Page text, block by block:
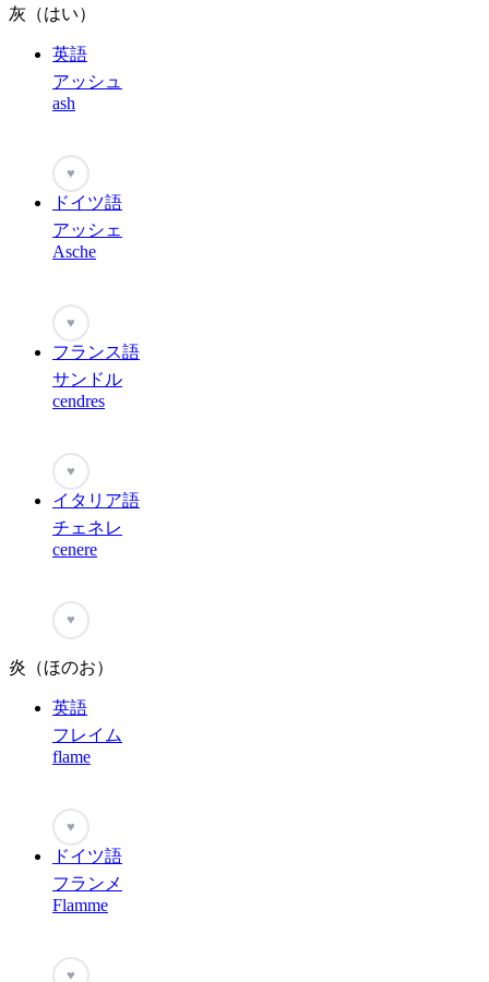
灰（はい）
英語
アッシュ
ash
♥
ドイツ語
アッシェ
Asche
♥
フランス語
サンドル
cendres
♥
イタリア語
チェネレ
cenere
♥
炎（ほのお）
英語
フレイム
flame
♥
ドイツ語
フランメ
Flamme
♥